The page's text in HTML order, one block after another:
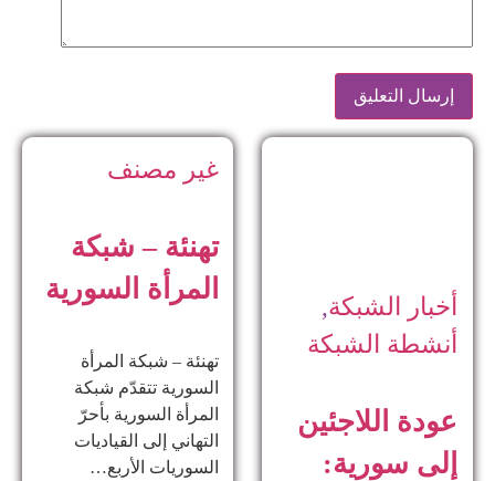
أخبار الشبكة,
أنشطة الشبكة
عودة اللاجئين
إلى سورية:
غير مصنف
تهنئة – شبكة
المرأة السورية
تهنئة – شبكة المرأة
السورية تتقدّم شبكة
المرأة السورية بأحرّ
التهاني إلى القياديات
السوريات الأربع…